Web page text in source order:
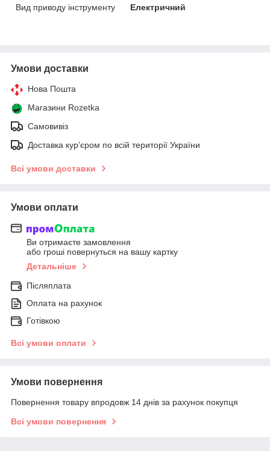
Вид приводу інструменту
Електричний
Умови доставки
Нова Пошта
Магазини Rozetka
Самовивіз
Доставка кур’єром по всій території України
Всі умови доставки
Умови оплати
Ви отримаєте замовлення
або гроші повернуться на вашу картку
Детальніше
Післяплата
Оплата на рахунок
Готівкою
Всі умови оплати
Умови повернення
Повернення товару впродовж 14 днів за рахунок покупця
Всі умови повернення